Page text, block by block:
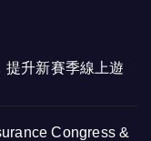
提升新賽季線上遊
Congress &